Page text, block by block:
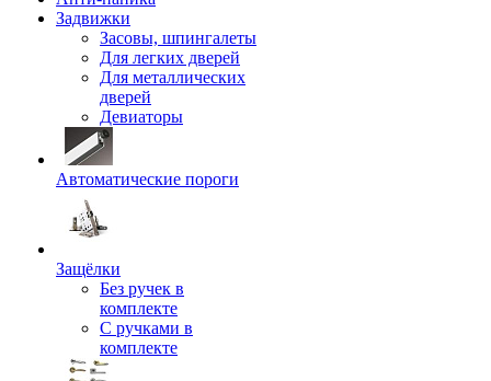
Задвижки
Засовы, шпингалеты
Для легких дверей
Для металлических
дверей
Девиаторы
Автоматические пороги
Защёлки
Без ручек в
комплекте
С ручками в
комплекте